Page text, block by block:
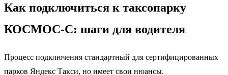
Как подключиться к таксопарку
КОСМОС-С: шаги для водителя
Процесс подключения стандартный для сертифицированных
парков Яндекс Такси, но имеет свои нюансы.